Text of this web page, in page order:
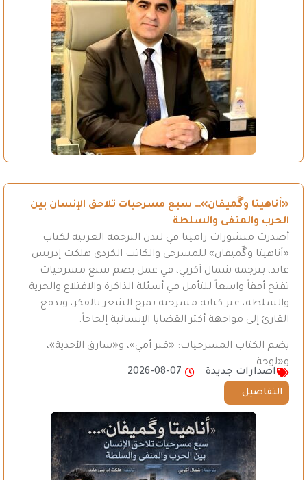
«أناهيتا وگَميفان»… سبع مسرحيات تلاحق الإنسان بين
الحرب والمنفى والسلطة
أصدرت منشورات رامينا في لندن الترجمة العربية لكتاب
«أناهيتا وگَميفان» للمسرحي والكاتب الكردي هلكت إدريس
عابد، بترجمة شمال آكريي، في عمل يضم سبع مسرحيات
تفتح أفقاً واسعاً للتأمل في أسئلة الذاكرة والاقتلاع والحرية
والسلطة، عبر كتابة مسرحية تمزج الشعر بالفكر، وتدفع
القارئ إلى مواجهة أكثر القضايا الإنسانية إلحاحاً.
يضم الكتاب المسرحيات: «قبر أمي»، و«سارق الأحذية»،
و«لوحة…
اصدارات جديدة
2026-08-07
التفاصيل ...